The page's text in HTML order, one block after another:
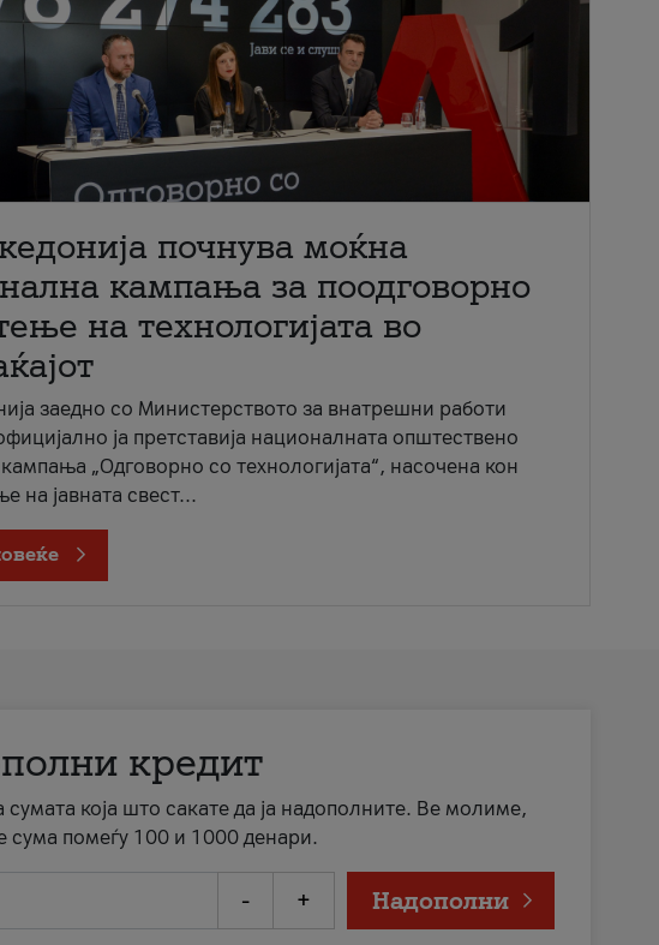
почнува моќна
кампања за поодговорно
на технологијата во
заедно со Министерството за внатрешни работи
ја претставија националната општествено
„Одговорно со технологијата“, насочена кон
на јавната свест...
кредит
сумата која што сакате да ја надополните. Ве молиме,
сума помеѓу 100 и 1000 денари.
- + Надополни